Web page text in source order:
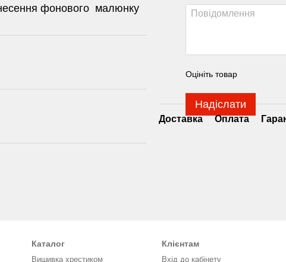
фонового малюнку
Оцініть товар
Надіслати
Доставка Оплата
Каталог
Вишивка хрестиком
Клієнтам
Вхід до кабінету